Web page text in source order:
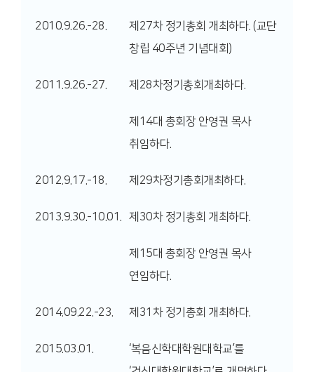
2010.9.26.-28.
제27차 정기총회 개최하다. (교단
창립 40주년 기념대회)
2011.9.26.-27. 제28차정기총회개최하다.
제14대 총회장 안영권 목사
취임하다.
2012.9.17.-18. 제29차정기총회개최하다.
2013.9.30.-10.01. 제30차 정기총회 개최하다.
제15대 총회장 안영권 목사
연임하다.
2014.09.22.-23. 제31차 정기총회 개최하다.
2015.03.01.
‘복음신학대학원대학교’를